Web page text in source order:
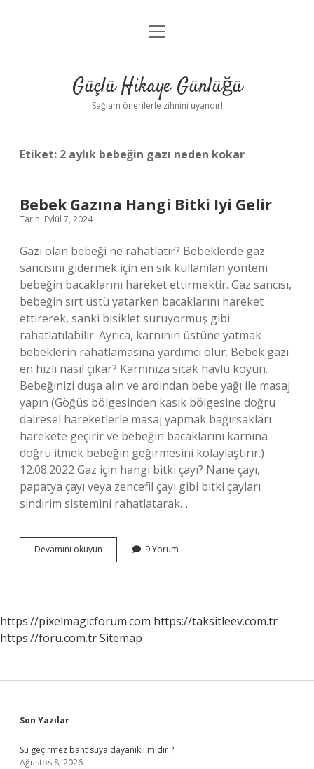
Anasayfa
Yasal Uyarı
menüyü
Güçlü Hikaye Günlüğü
Sağlam önerilerle zihnini uyandır!
Etiket: 2 aylık bebeğin gazı neden kokar
Bebek Gazına Hangi Bitki Iyi Gelir
Tarih: Eylül 7, 2024
Gazı olan bebeği ne rahatlatır? Bebeklerde gaz
sancısını gidermek için en sık kullanılan yöntem
bebeğin bacaklarını hareket ettirmektir. Gaz sancısı,
bebeğin sırt üstü yatarken bacaklarını hareket
ettirerek, sanki bisiklet sürüyormuş gibi
rahatlatılabilir. Ayrıca, karnının üstüne yatmak
bebeklerin rahatlamasına yardımcı olur. Bebek gazı
en hızlı nasıl çıkar? Karnınıza sıcak havlu koyun.
Bebeğinizi duşa alın ve ardından bebe yağı ile masaj
yapın (Göğüs bölgesinden kasık bölgesine doğru
dairesel hareketlerle masaj yapmak bağırsakları
harekete geçirir ve bebeğin bacaklarını karnına
doğru itmek bebeğin geğirmesini kolaylaştırır.)
12.08.2022 Gaz için hangi bitki çayı? Nane çayı,
papatya çayı veya zencefil çayı gibi bitki çayları
sindirim sistemini rahatlatarak…
Devamını okuyun
Gazına
9 Yorum
https://pixelmagicforum.com https://taksitleev.com.tr
https://foru.com.trSitemap
Sidebar
Son Yazılar
Su geçirmez bant suya dayanıklı mıdır ?
Ağustos 8, 2026